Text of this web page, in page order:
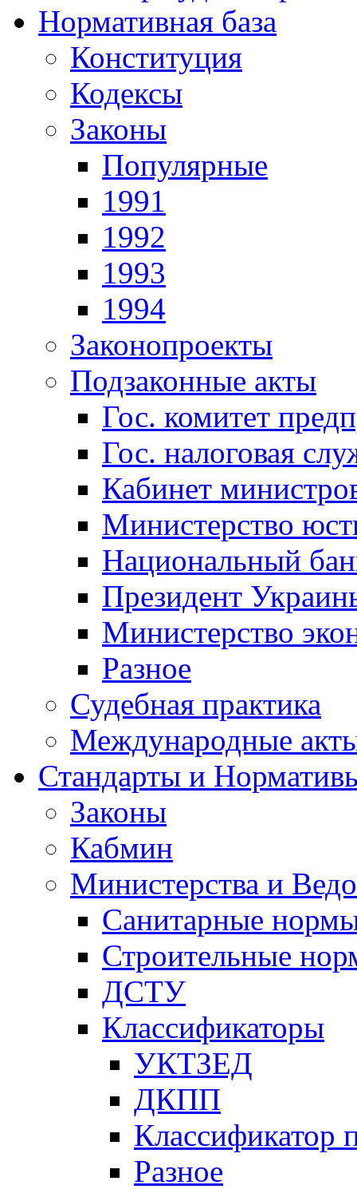
Нормативная база
Конституция
Кодексы
Законы
Популярные
1991
1992
1993
1994
Законопроекты
Подзаконные акты
Гос. комитет
Гос. налоговая
Кабинет
Министерство
Национальный
Президент
Министерство
Разное
Судебная практика
Международные
Стандарты и
Законы
Кабмин
Министерства и
Санитарные
Строительные
ДСТУ
Классификаторы
УКТЗЕД
ДКПП
Классификатор
Разное